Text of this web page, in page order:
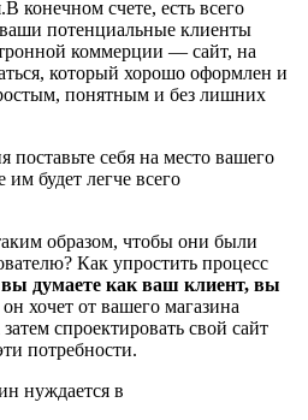
конечном счете, есть всего
потенциальные клиенты
коммерции — сайт, на
который хорошо оформлен и
понятным и без лишних
поставьте себя на место вашего
им будет легче всего
образом, чтобы они были
Как упростить процесс
вы думаете как ваш клиент, вы
он хочет от вашего магазина
спроектировать свой сайт
потребности.
нуждается в